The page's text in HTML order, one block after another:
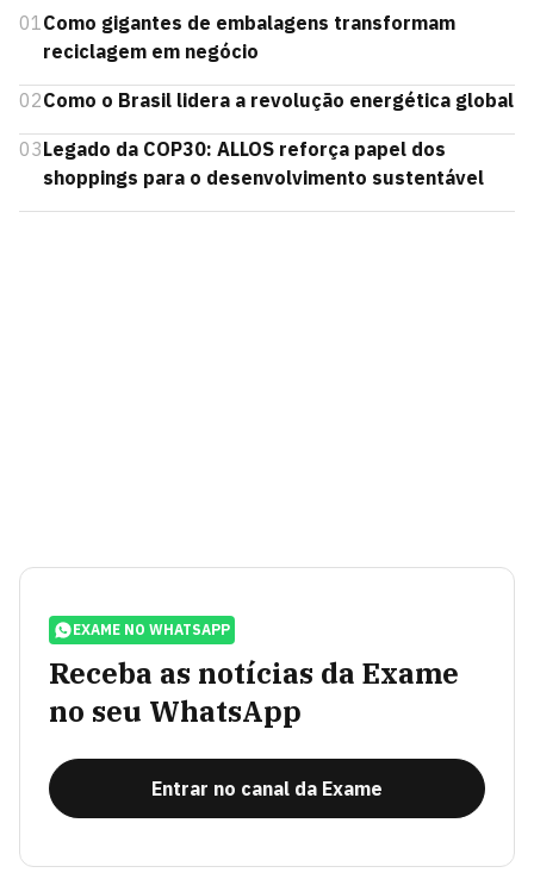
01Como gigantes de embalagens transformam
reciclagem em negócio
02Como o Brasil lidera a revolução energética global
03Legado da COP30: ALLOS reforça papel dos
shoppings para o desenvolvimento sustentável
EXAME NO WHATSAPP
Receba as notícias da Exame
no seu WhatsApp
Entrar no canal da Exame